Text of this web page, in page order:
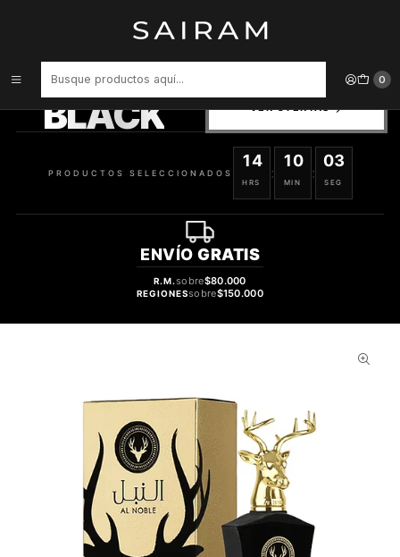
0
Perfume Lattafa Al Noble Ameer Unisex Edp 100 ml
BLACK
SELECCIONADOS
PRODUCTOS SELECCIONADOS
14
HRS
:
10
MIN
:
03
SEG
ENVÍO GRATIS
R.M.sobre$80.000
REGIONESsobre$150.000